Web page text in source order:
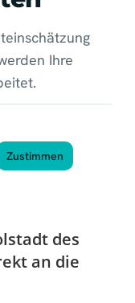
des
an die